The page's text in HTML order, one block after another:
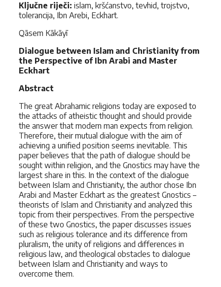
Ključne riječi: islam, kršćanstvo, tevhid, trojstvo,
tolerancija, Ibn Arebi, Eckhart.
Qāsem Kākāyī
Dialogue between Islam and Christianity from
the Perspective of Ibn Arabi and Master
Eckhart
Abstract
The great Abrahamic religions today are exposed to
the attacks of atheistic thought and should provide
the answer that modern man expects from religion.
Therefore, their mutual dialogue with the aim of
achieving a unified position seems inevitable. This
paper believes that the path of dialogue should be
sought within religion, and the Gnostics may have the
largest share in this. In the context of the dialogue
between Islam and Christianity, the author chose Ibn
Arabi and Master Eckhart as the greatest Gnostics –
theorists of Islam and Christianity and analyzed this
topic from their perspectives. From the perspective
of these two Gnostics, the paper discusses issues
such as religious tolerance and its difference from
pluralism, the unity of religions and differences in
religious law, and theological obstacles to dialogue
between Islam and Christianity and ways to
overcome them.